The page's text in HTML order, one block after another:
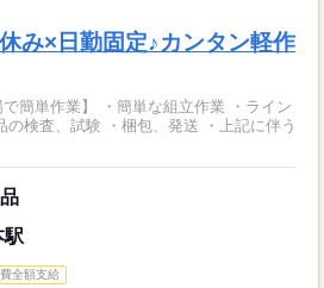
み×日勤固定♪カンタン軽作
で簡単作業】 ・簡単な組立作業 ・ライン
の検査、試験 ・梱包、発送 ・上記に伴う
駅
全額支給